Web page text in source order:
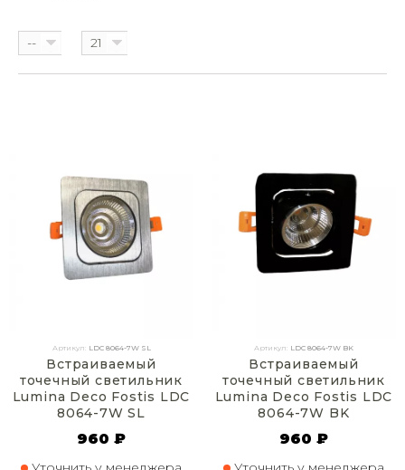
-- 21
Артикул: LDC 8064-7W SL
Встраиваемый
точечный светильник
Lumina Deco Fostis LDC
8064-7W SL
960 ₽
Артикул: LDC 8064-7W BK
Встраиваемый
точечный светильник
Lumina Deco Fostis LDC
8064-7W BK
960 ₽